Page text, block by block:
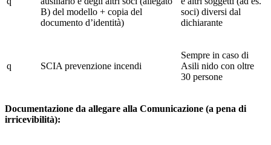
B) del modello + copia del
documento d’identità)
soci) diversi dal
dichiarante
q SCIA prevenzione incendi
Sempre in caso di
Asili nido con oltre
30 persone
Documentazione da allegare alla Comunicazione (a pena di
irricevibilità):